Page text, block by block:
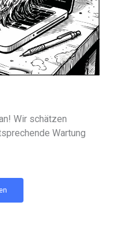
Wir schätzen
Wartung